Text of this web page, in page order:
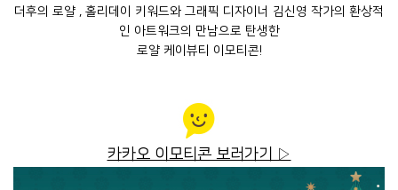
더후의 로얄 , 홀리데이 키워드와 그래픽 디자이너 김신영 작가의 환상적
인 아트워크의 만남으로 탄생한
로얄 케이뷰티 이모티콘!
카카오 이모티콘 보러가기 ▷